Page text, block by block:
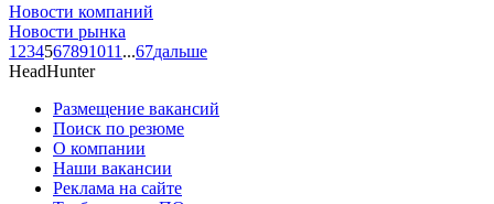
Новости компаний
Новости рынка
1 234567891011 ...67дальше
HeadHunter
Размещение вакансий
Поиск по резюме
О компании
Наши вакансии
Реклама на сайте